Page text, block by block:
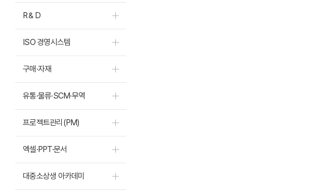
R＆D
ISO 경영시스템
구매·자재
유통·물류·SCM·무역
프로젝트관리(PM)
엑셀·PPT·문서
대중소상생 아카데미